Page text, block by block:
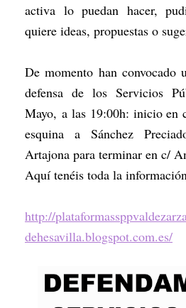
activa lo puedan hacer,
quiere ideas, propuestas o
De momento han convocado
defensa de los Servicios
Mayo, a las 19:00h: inicio en
esquina a Sánchez
Artajona para terminar en c/
Aquí tenéis toda la
http://
dehesavilla.blogspot.com.es/